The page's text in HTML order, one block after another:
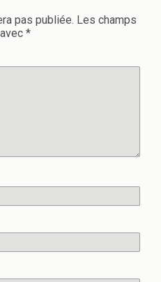
pas publiée. Les champs
*